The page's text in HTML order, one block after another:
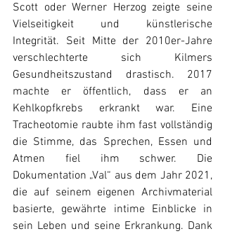
Scott oder Werner Herzog zeigte seine
Vielseitigkeit und künstlerische
Integrität. Seit Mitte der 2010er-Jahre
verschlechterte sich Kilmers
Gesundheitszustand drastisch. 2017
machte er öffentlich, dass er an
Kehlkopfkrebs erkrankt war. Eine
Tracheotomie raubte ihm fast vollständig
die Stimme, das Sprechen, Essen und
Atmen fiel ihm schwer. Die
Dokumentation „Val“ aus dem Jahr 2021,
die auf seinem eigenen Archivmaterial
basierte, gewährte intime Einblicke in
sein Leben und seine Erkrankung. Dank